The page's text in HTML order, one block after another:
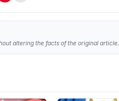
altering the facts of the original article.